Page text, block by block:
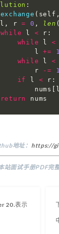
:
exchange ( self ,
, r = 0 , len (
while l < r :
while
l <
l
+=
1
while
l <
r
-=
1
if
l < r :
nums
l
return
nums
地址： https://
站面试手册PDF完
20.表示